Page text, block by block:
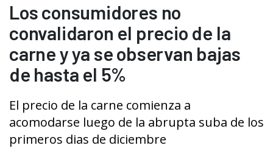
Los consumidores no
convalidaron el precio de la
carne y ya se observan bajas
de hasta el 5%
El precio de la carne comienza a
acomodarse luego de la abrupta suba de los
primeros dias de diciembre